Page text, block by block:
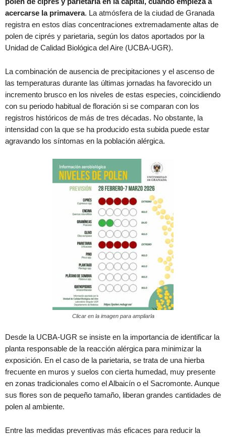
acercarse la primavera. La atmósfera de la ciudad de Granada
registra en estos días concentraciones extremadamente altas de
polen de ciprés y parietaria, según los datos aportados por la
Unidad de Calidad Biológica del Aire (UCBA-UGR).
La combinación de ausencia de precipitaciones y el ascenso de
las temperaturas durante las últimas jornadas ha favorecido un
incremento brusco en los niveles de estas especies, coincidiendo
con su periodo habitual de floración si se comparan con los
registros históricos de más de tres décadas. No obstante, la
intensidad con la que se ha producido esta subida puede estar
agravando los síntomas en la población alérgica.
Clicar en la imagen para ampliarla
Desde la UCBA-UGR se insiste en la importancia de identificar la
planta responsable de la reacción alérgica para minimizar la
exposición. En el caso de la parietaria, se trata de una hierba
frecuente en muros y suelos con cierta humedad, muy presente
en zonas tradicionales como el Albaicín o el Sacromonte. Aunque
sus flores son de pequeño tamaño, liberan grandes cantidades de
polen al ambiente.
Entre las medidas preventivas más eficaces para reducir la